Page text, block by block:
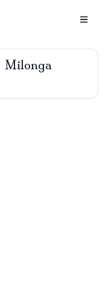
Milonga